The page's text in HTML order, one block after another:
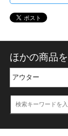
ほかの商品